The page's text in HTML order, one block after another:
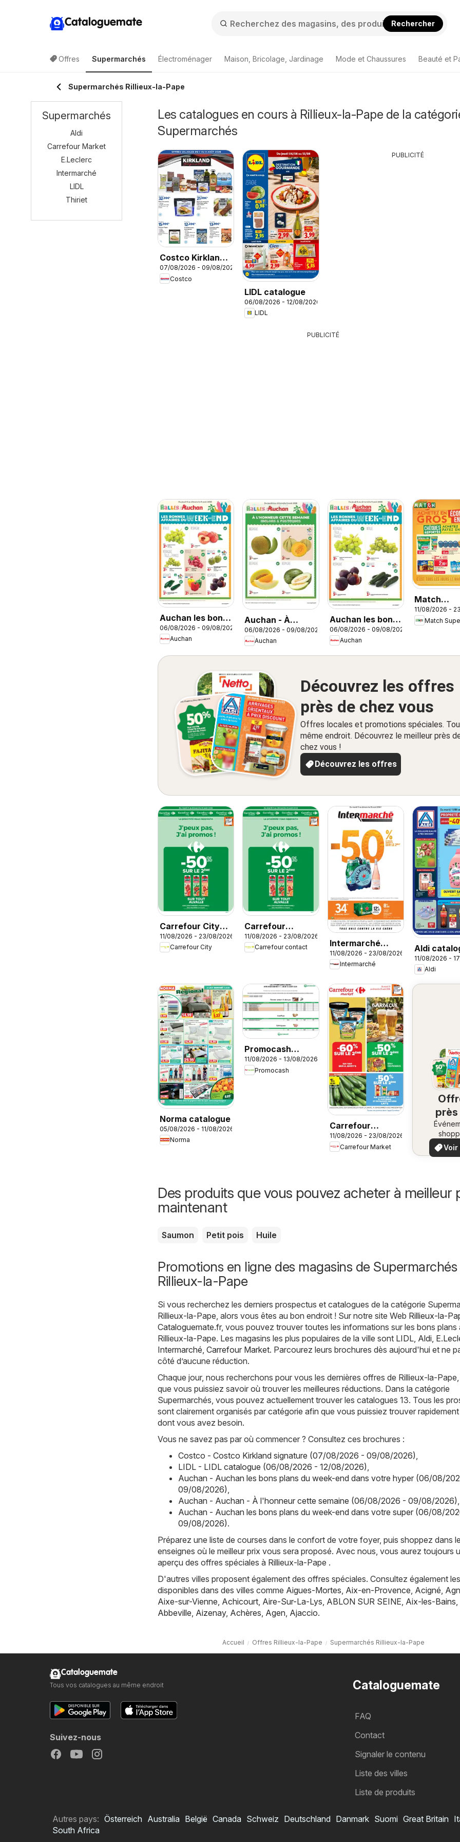
Cataloguemate Rechercher
Offres Supermarchés Électroménager Maison, Bricolage, Jardinage Mode et Chaussures Beauté et
Supermarchés Rillieux-la-Pape
Les catalogues en cours à Rillieux-la-Pape de la
Supermarchés
Costco Kirkland
signature
07/08/2026 - 09/08/2026
Costco
LIDL catalogue
06/08/2026 - 12/08/2026
LIDL
PUBLICITÉ
PUBLICITÉ
Auchan les bons
plans du week-
end dans votre
hyper
06/08/2026 - 09/08/2026
Auchan
Auchan - À
l'honneur cette
semaine
06/08/2026 - 09/08/2026
Auchan
Auchan les bons
plans du week-
end dans votre
super
06/08/2026 - 09/08/2026
Auchan
Match
catalogue
11/08/2026 -
Match
Découvrez les offres
près de chez vous
Offres locales et promotions spéciales.
même endroit. Découvrez le meilleur près
chez vous !
Découvrez les offres
Carrefour City
catalogue
11/08/2026 - 23/08/2026
Carrefour City
Carrefour
contact
catalogue
11/08/2026 - 23/08/2026
Carrefour contact
Intermarché
catalogue
11/08/2026 - 23/08/2026
Intermarché
Aldi
11/08/2026 -
Aldi
Norma catalogue
05/08/2026 - 11/08/2026
Norma
Promocash
Opportunités
Marée
11/08/2026 - 13/08/2026
Promocash
Carrefour
Market Barbecue
11/08/2026 - 23/08/2026
Carrefour Market
près
locaux
Voir
Des produits que vous pouvez acheter à meilleur
maintenant
Saumon Petit pois Huile
Promotions en ligne des magasins de Supermarchés
Rillieux-la-Pape
Si vous recherchez les derniers prospectus et catalogues de la catégorie
Rillieux-la-Pape, alors vous êtes au bon endroit ! Sur notre site Web Rillieux-la-
Cataloguemate.fr, vous pouvez trouver toutes les informations sur les bons plans
Rillieux-la-Pape. Les magasins les plus populaires de la ville sont LIDL, Aldi,
Intermarché, Carrefour Market. Parcourez leurs brochures dès aujourd'hui et ne
côté d’aucune réduction.
Chaque jour, nous recherchons pour vous les dernières offres de Rillieux-la-
que vous puissiez savoir où trouver les meilleures réductions. Dans la catégorie
Supermarchés, vous pouvez actuellement trouver les catalogues 13. Tous les
sont clairement organisés par catégorie afin que vous puissiez trouver
dont vous avez besoin.
Vous ne savez pas par où commencer ? Consultez ces brochures :
Costco - Costco Kirkland signature (07/08/2026 - 09/08/2026),
LIDL - LIDL catalogue (06/08/2026 - 12/08/2026),
Auchan - Auchan les bons plans du week-end dans votre hyper (06/08/
09/08/2026),
Auchan - Auchan - À l'honneur cette semaine (06/08/2026 - 09/08/2026),
Auchan - Auchan les bons plans du week-end dans votre super (06/08/
09/08/2026).
Préparez une liste de courses dans le confort de votre foyer, puis shoppez dans
enseignes où le meilleur prix vous sera proposé. Avec nous, vous aurez toujours
aperçu des offres spéciales à Rillieux-la-Pape .
D'autres villes proposent également des offres spéciales. Consultez également
disponibles dans des villes comme Aigues-Mortes, Aix-en-Provence, Acigné,
Aixe-sur-Vienne, Achicourt, Aire-Sur-La-Lys, ABLON SUR SEINE, Aix-les-Bains,
Abbeville, Aizenay, Achères, Agen, Ajaccio.
Accueil Offres Rillieux-la-Pape Supermarchés Rillieux-la-Pape
Supermarchés
Aldi
Carrefour Market
E.Leclerc
Intermarché
LIDL
Thiriet
Cataloguemate
FAQ
Contact
Signaler le contenu
Liste des villes
Liste de produits
Cataloguemate
Tous vos catalogues au même endroit
Suivez-nous
Autres pays: Österreich Australia België Canada Schweiz Deutschland Danmark Suomi Great Britain
South Africa